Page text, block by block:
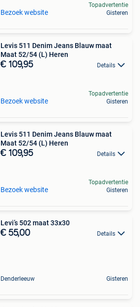
Bezoek website
Topadvertentie
Gisteren
Levis 511 Denim Jeans Blauw maat
Maat 52/54 (L) Heren
€ 109,95 Details
Bezoek website
Topadvertentie
Gisteren
Levis 511 Denim Jeans Blauw maat
Maat 52/54 (L) Heren
€ 109,95 Details
Bezoek website
Topadvertentie
Gisteren
Levi’s 502 maat 33x30
€ 55,00 Details
Denderleeuw Gisteren